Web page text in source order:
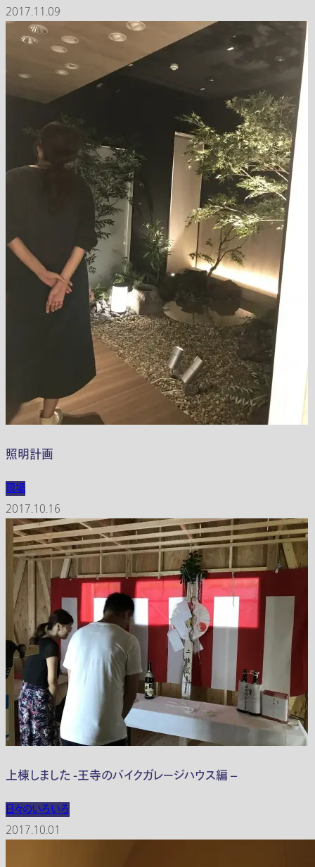
2017.11.09
照明計画
現場
2017.10.16
上棟しました -王寺のバイクガレージハウス編 –
日々のいろいろ
2017.10.01